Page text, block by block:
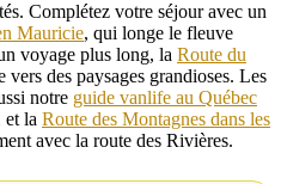
Complétez votre séjour avec un
Mauricie, qui longe le fleuve
voyage plus long, la Route du
vers des paysages grandioses. Les
notre guide vanlife au Québec
la Route des Montagnes dans les
avec la route des Rivières.